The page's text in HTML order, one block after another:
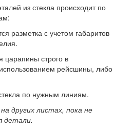
из стекла происходит по
разметка с учетом габаритов
царапины строго в
рейсшины, либо
по нужным линиям.
других листах, пока не
детали.